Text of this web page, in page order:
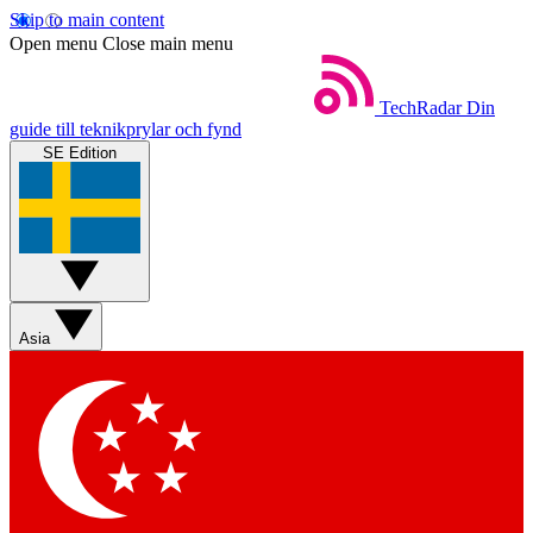
Skip to main content
Open menu Close main menu
TechRadar Din
guide till teknikprylar och fynd
SE Edition
Asia